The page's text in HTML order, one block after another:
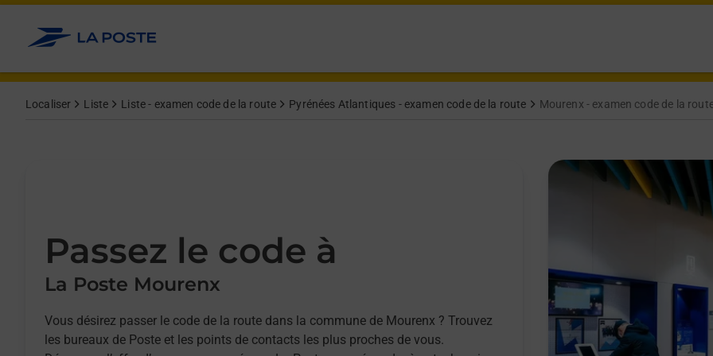
Allez au contenu
Localiser Liste Liste - examen code de la route Pyrénées Atlantiques - examen code de la route Mourenx - examen code de la
Passez le code à
La Poste Mourenx
Vous désirez passer le code de la route dans la commune de Mourenx ? Trouvez
les bureaux de Poste et les points de contacts les plus proches de vous.
Afficher ou masquer la réponse
Afficher ou masquer la réponse
Afficher ou masquer la réponse
Afficher ou masquer la réponse